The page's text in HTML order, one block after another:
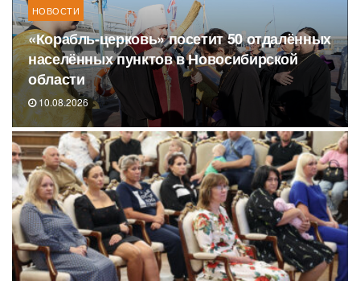
НОВОСТИ
«Корабль-церковь» посетит 50 отдалённых
населённых пунктов в Новосибирской
области
10.08.2026